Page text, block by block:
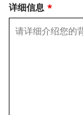
详细信息 *